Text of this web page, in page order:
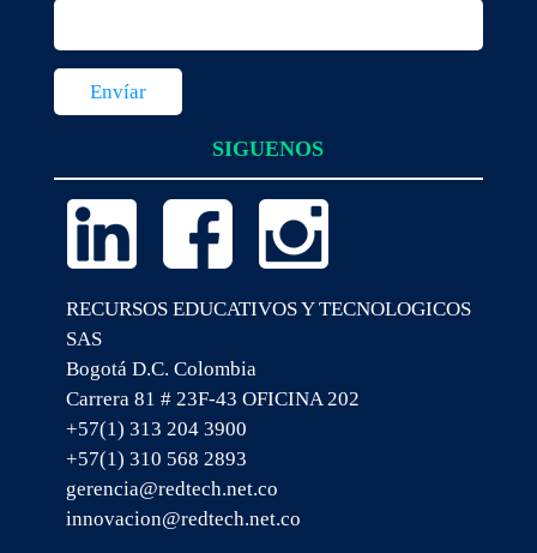
SIGUENOS
RECURSOS EDUCATIVOS Y TECNOLOGICOS
SAS
Bogotá D.C. Colombia
Carrera 81 # 23F-43 OFICINA 202
+57(1) 313 204 3900
+57(1) 310 568 2893
gerencia@redtech.net.co
innovacion@redtech.net.co